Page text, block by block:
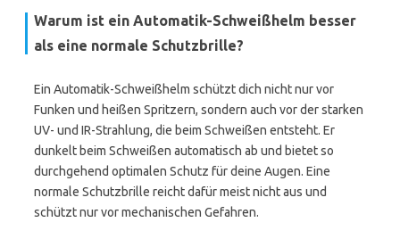
Warum ist ein Automatik-Schweißhelm besser
als eine normale Schutzbrille?
Ein Automatik-Schweißhelm schützt dich nicht nur vor
Funken und heißen Spritzern, sondern auch vor der starken
UV- und IR-Strahlung, die beim Schweißen entsteht. Er
dunkelt beim Schweißen automatisch ab und bietet so
durchgehend optimalen Schutz für deine Augen. Eine
normale Schutzbrille reicht dafür meist nicht aus und
schützt nur vor mechanischen Gefahren.